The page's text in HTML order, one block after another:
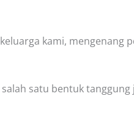
kami, mengenang
satu bentuk tanggung